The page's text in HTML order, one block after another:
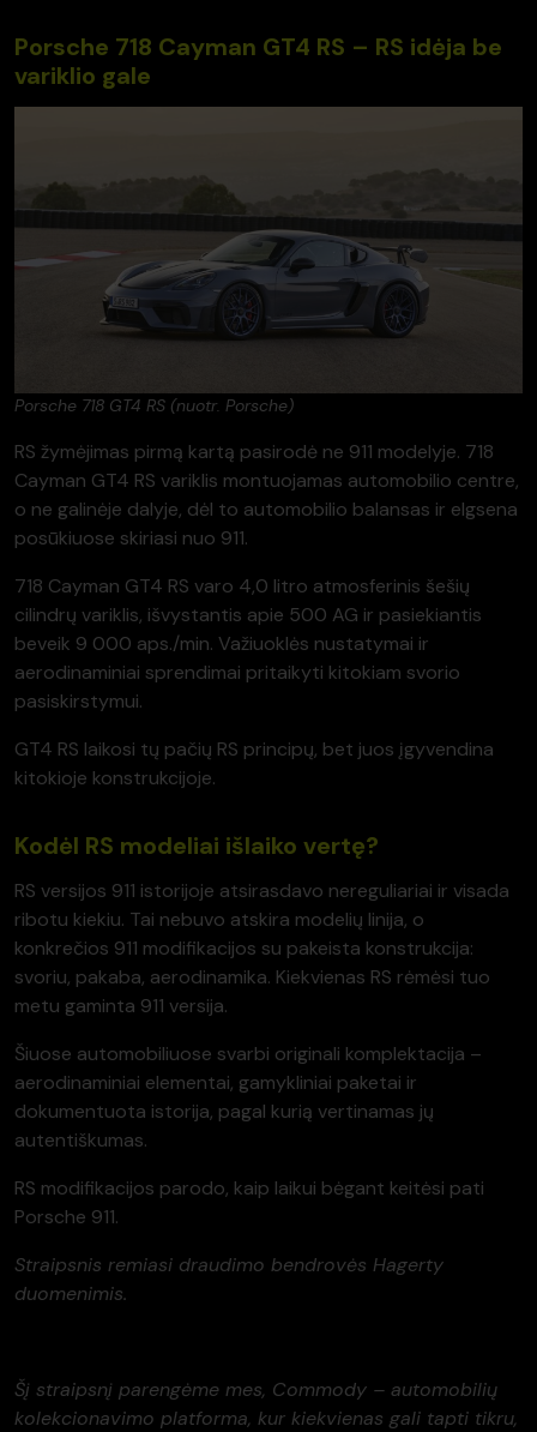
Porsche 718 Cayman GT4 RS – RS idėja be
variklio gale
Porsche 718 GT4 RS (nuotr. Porsche)
RS žymėjimas pirmą kartą pasirodė ne 911 modelyje. 718
Cayman GT4 RS variklis montuojamas automobilio centre,
o ne galinėje dalyje, dėl to automobilio balansas ir elgsena
posūkiuose skiriasi nuo 911.
718 Cayman GT4 RS varo 4,0 litro atmosferinis šešių
cilindrų variklis, išvystantis apie 500 AG ir pasiekiantis
beveik 9 000 aps./min. Važiuoklės nustatymai ir
aerodinaminiai sprendimai pritaikyti kitokiam svorio
pasiskirstymui.
GT4 RS laikosi tų pačių RS principų, bet juos įgyvendina
kitokioje konstrukcijoje.
Kodėl RS modeliai išlaiko vertę?
RS versijos 911 istorijoje atsirasdavo nereguliariai ir visada
ribotu kiekiu. Tai nebuvo atskira modelių linija, o
konkrečios 911 modifikacijos su pakeista konstrukcija:
svoriu, pakaba, aerodinamika. Kiekvienas RS rėmėsi tuo
metu gaminta 911 versija.
Šiuose automobiliuose svarbi originali komplektacija –
aerodinaminiai elementai, gamykliniai paketai ir
dokumentuota istorija, pagal kurią vertinamas jų
autentiškumas.
RS modifikacijos parodo, kaip laikui bėgant keitėsi pati
Porsche 911.
Straipsnis remiasi draudimo bendrovės Hagerty
duomenimis.
Šį straipsnį parengėme mes, Commody – automobilių
kolekcionavimo platforma, kur kiekvienas gali tapti tikru,